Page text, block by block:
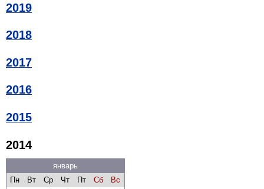
2019
2018
2017
2016
2015
2014
январь
Пн
Вт Ср Чт Пт Сб
Вс